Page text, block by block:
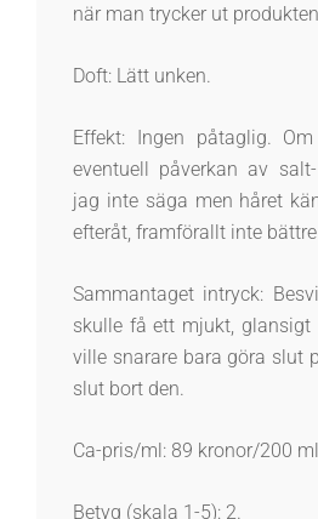
när man trycker ut
Doft: Lätt unken.
Effekt: Ingen påtaglig.
eventuell påverkan av
jag inte säga men håret
efteråt, framförallt inte
Sammantaget intryck:
skulle få ett mjukt, glansigt
ville snarare bara göra slut
slut bort den.
Ca-pris/ml: 89 kronor/200
Betyg (skala 1-5): 2.